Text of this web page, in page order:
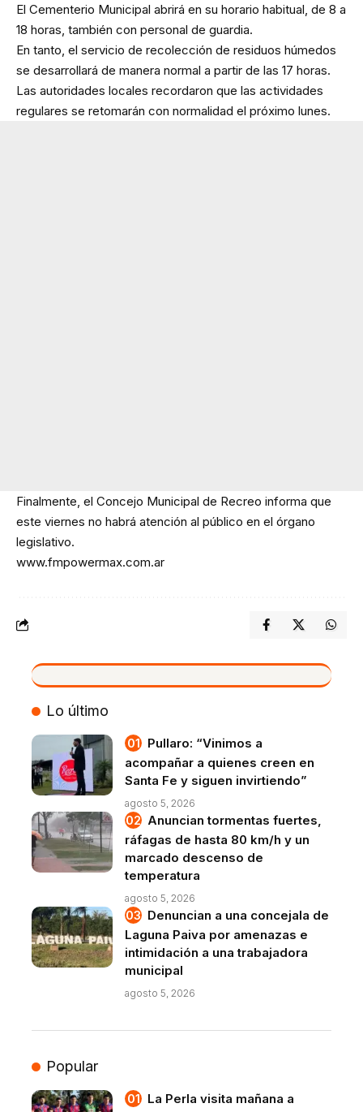
El Cementerio Municipal abrirá en su horario habitual, de 8 a
18 horas, también con personal de guardia.
En tanto, el servicio de recolección de residuos húmedos
se desarrollará de manera normal a partir de las 17 horas.
Las autoridades locales recordaron que las actividades
regulares se retomarán con normalidad el próximo lunes.
Finalmente, el Concejo Municipal de Recreo informa que
este viernes no habrá atención al público en el órgano
legislativo.
www.fmpowermax.com.ar
VIVO
Lo último
Pullaro: “Vinimos a
acompañar a quienes creen en
Santa Fe y siguen invirtiendo”
agosto 5, 2026
Anuncian tormentas fuertes,
ráfagas de hasta 80 km/h y un
marcado descenso de
temperatura
agosto 5, 2026
Denuncian a una concejala de
Laguna Paiva por amenazas e
intimidación a una trabajadora
municipal
agosto 5, 2026
Popular
La Perla visita mañana a